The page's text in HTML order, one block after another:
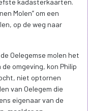
Molen” om een
op de weg naar
Oelegemse molen het
omgeving, kon Philip
niet optornen
van Oelegem die
eigenaar van de